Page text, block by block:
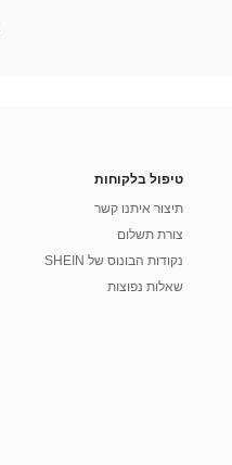
טיפול בלקוחות
תיצור איתנו קשר
צורת תשלום
נקודות הבונוס של SHEIN
שאלות נפוצות